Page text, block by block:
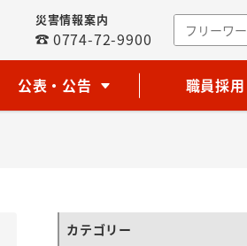
災害情報案内
0774-72-9900
公表・公告 職員採用
カテゴリー